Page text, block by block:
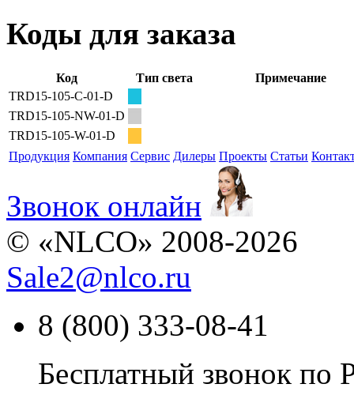
Коды для заказа
Код Тип света
Примечание
TRD15-105-C-01-D
TRD15-105-NW-01-D
TRD15-105-W-01-D
Продукция Компания Сервис Дилеры Проекты Статьи
Звонок онлайн
© «NLCO» 2008-2026
Sale2@nlco.ru
8 (800) 333-08-41
Бесплатный звонок по